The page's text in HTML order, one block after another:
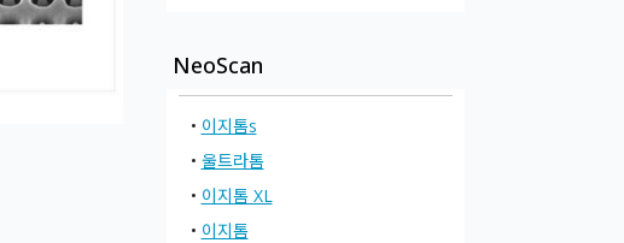
NeoScan
• 이지톰s
• 울트라톰
• 이지톰 XL
• 이지톰